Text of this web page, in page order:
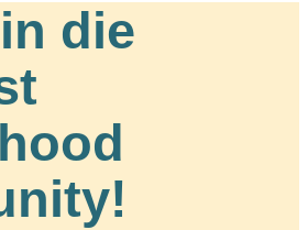
die